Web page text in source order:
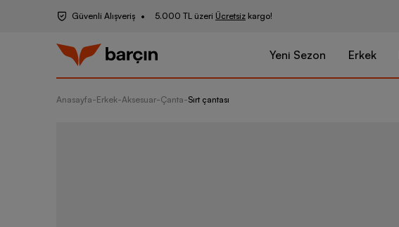
Güvenli Alışveriş 5.000 TL üzeri Ücretsiz kargo!
Yeni Sezon Erkek
Anasayfa-Erkek-Aksesuar-Çanta-Sırt çantası